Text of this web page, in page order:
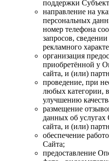
поддержки
направление на
персональных
номер телефона
запросов,
рекламного
организация
приобретённой у
сайта, и (или)
проведение, при
любых категории,
улучшению
размещение
данных об услугах
сайта, и (или)
обеспечение
Сайта;
предоставление